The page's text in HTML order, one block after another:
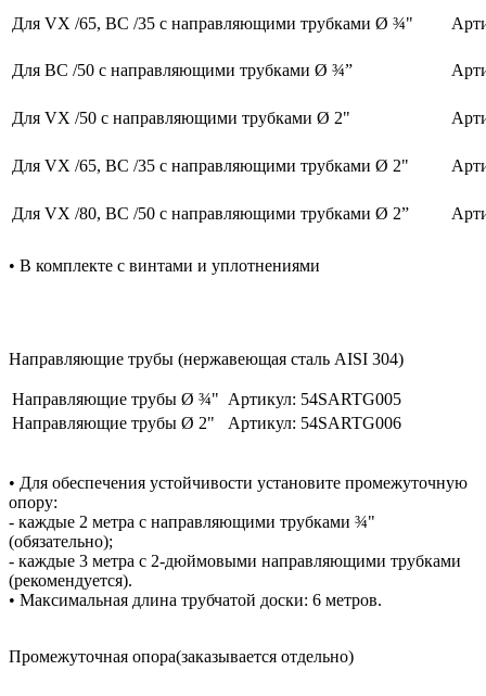
Для VX /65, BC /35 с направляющими трубками Ø ¾"
Для BC /50 с направляющими трубками Ø ¾”
Для VX /50 с направляющими трубками Ø 2"
Для VX /65, BC /35 с направляющими трубками Ø 2"
Для VX /80, BC /50 с направляющими трубками Ø 2”
• В комплекте с винтами и уплотнениями
Направляющие трубы (нержавеющая сталь AISI 304)
Направляющие трубы Ø ¾" Артикул: 54SARTG005
Направляющие трубы Ø 2"
Артикул: 54SARTG006
• Для обеспечения устойчивости установите промежуточную
опору:
- каждые 2 метра с направляющими трубками ¾"
(обязательно);
- каждые 3 метра с 2-дюймовыми направляющими трубками
(рекомендуется).
• Максимальная длина трубчатой доски: 6 метров.
Промежуточная опора(заказывается отдельно)